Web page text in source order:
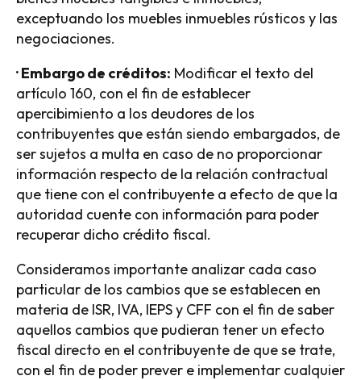
exceptuando los muebles inmuebles rústicos y las
negociaciones.
· Embargo de créditos: Modificar el texto del
artículo 160, con el fin de establecer
apercibimiento a los deudores de los
contribuyentes que están siendo embargados, de
ser sujetos a multa en caso de no proporcionar
información respecto de la relación contractual
que tiene con el contribuyente a efecto de que la
autoridad cuente con información para poder
recuperar dicho crédito fiscal.
Consideramos importante analizar cada caso
particular de los cambios que se establecen en
materia de ISR, IVA, IEPS y CFF con el fin de saber
aquellos cambios que pudieran tener un efecto
fiscal directo en el contribuyente de que se trate,
con el fin de poder prever e implementar cualquier